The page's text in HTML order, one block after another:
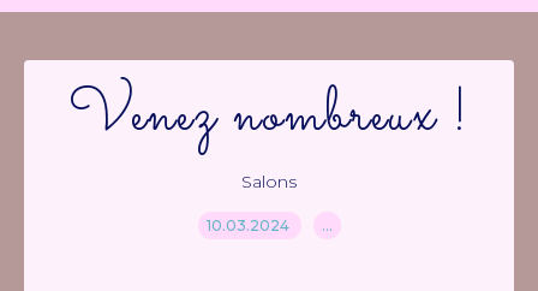
Venez nombreux !
Salons
10.03.2024 …